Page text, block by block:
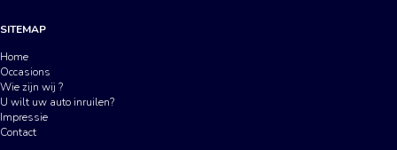
SITEMAP
Home
Occasions
Wie zijn wij ?
U wilt uw auto inruilen?
Impressie
Contact